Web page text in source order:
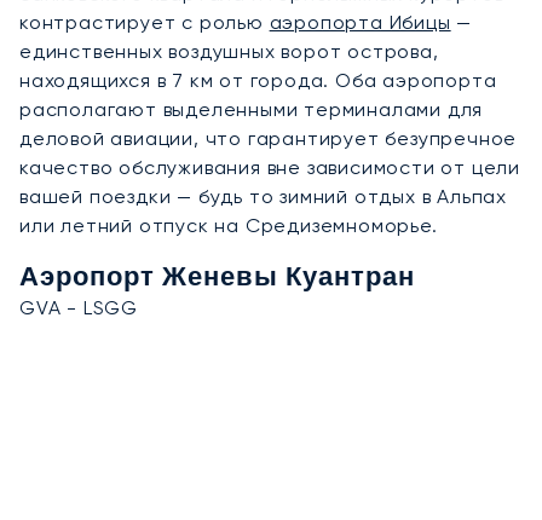
контрастирует с ролью аэропорта Ибицы —
единственных воздушных ворот острова,
находящихся в 7 км от города. Оба аэропорта
располагают выделенными терминалами для
деловой авиации, что гарантирует безупречное
качество обслуживания вне зависимости от цели
вашей поездки — будь то зимний отдых в Альпах
или летний отпуск на Средиземноморье.
Аэропорт Женевы Куантран
GVA - LSGG